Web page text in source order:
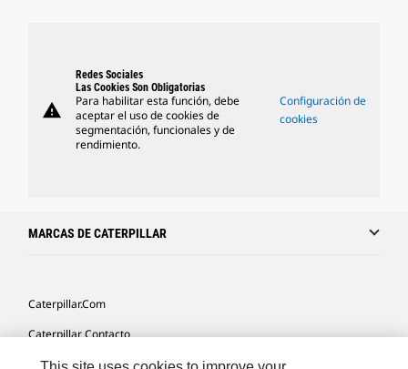
warning
Redes Sociales
Las Cookies Son Obligatorias
Para habilitar esta función, debe
aceptar el uso de cookies de
segmentación, funcionales y de
rendimiento.
Configuración de
cookies
MARCAS DE CATERPILLAR
Caterpillar.com
Caterpillar Contacto
Mis Preferencias De Marketing